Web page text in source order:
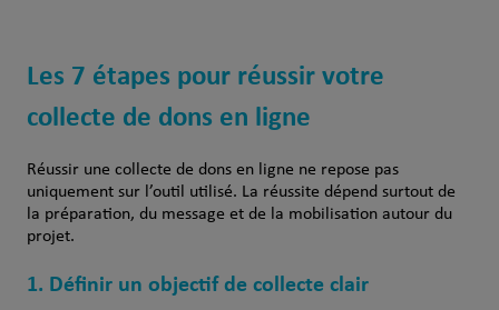
Les 7 étapes pour réussir votre
collecte de dons en ligne
Réussir une collecte de dons en ligne ne repose pas
uniquement sur l’outil utilisé. La réussite dépend surtout de
la préparation, du message et de la mobilisation autour du
projet.
1. Définir un objectif de collecte clair